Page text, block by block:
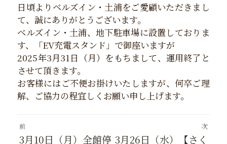
日頃よりベルズイン・土浦をご愛顧いただきまし
て、誠にありがとうございます。
ベルズイン・土浦、地下駐車場に設置しておりま
す、「EV充電スタンド」で御座いますが
2025年3月31日（月）をもちまして、運用終了と
させて頂きます。
お客様にはご不便お掛けいたしますが、何卒ご理
解、ご協力の程宜しくお願い申し上げます。
稿
ナ
前
前
3月10日（月）全館停
次
次
3月26日（水）【さく